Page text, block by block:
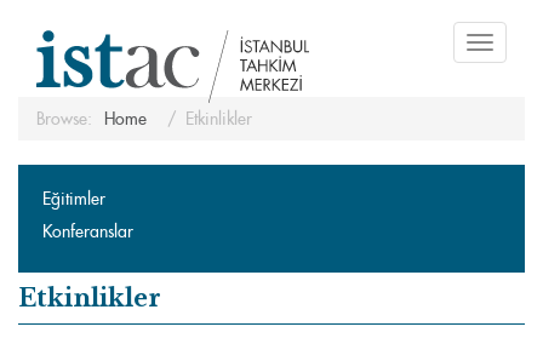
Toggle
Browse: Home Etkinlikler
Eğitimler
Konferanslar
Etkinlikler